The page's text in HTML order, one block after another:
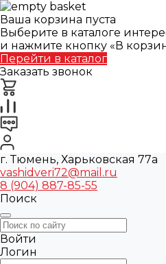
Ваша корзина пуста
Выберите в каталоге
и нажмите кнопку «В
Перейти в каталог
Заказать звонок
г. Тюмень, Харьковская 77а
vashidveri72@mail.ru
8 (904) 887-85-55
Поиск
Войти
Логин